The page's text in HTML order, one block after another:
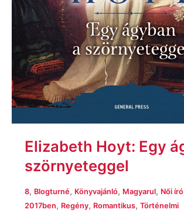
Elizabeth Hoyt: Egy
szörnyeteggel
8, Blogturné, Könyvajánló, Magyarul, Női író
2017ben, Regény, Romantikus, Történelmi